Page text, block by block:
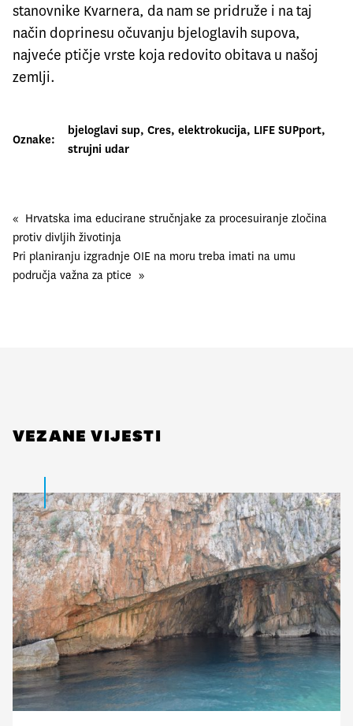
stanovnike Kvarnera, da nam se pridruže i na taj
način doprinesu očuvanju bjeloglavih supova,
najveće ptičje vrste koja redovito obitava u našoj
zemlji.
Oznake:
bjeloglavi sup, Cres, elektrokucija, LIFE SUPport
strujni udar
« Hrvatska ima educirane stručnjake za procesuiranje zločina
protiv divljih životinja
Pri planiranju izgradnje OIE na moru treba imati na umu
područja važna za ptice »
VEZANE VIJESTI